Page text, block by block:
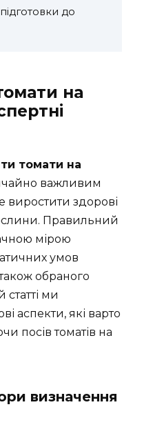
до
на
томати на
важливим
виростити здорові
Правильний
мірою
умов
обраного
статті ми
аспекти, які варто
посів томатів на
визначення